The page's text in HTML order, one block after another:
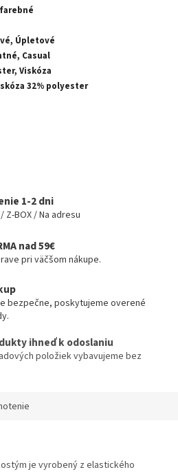
Úpletové
Casual
Viskóza
32% polyester
1-2 dni
Z-BOX / Na adresu
nad 59€
pri väčšom nákupe.
bezpečne, poskytujeme overené
ihneď k odoslaniu
položiek vybavujeme bez
je vyrobený z elastického